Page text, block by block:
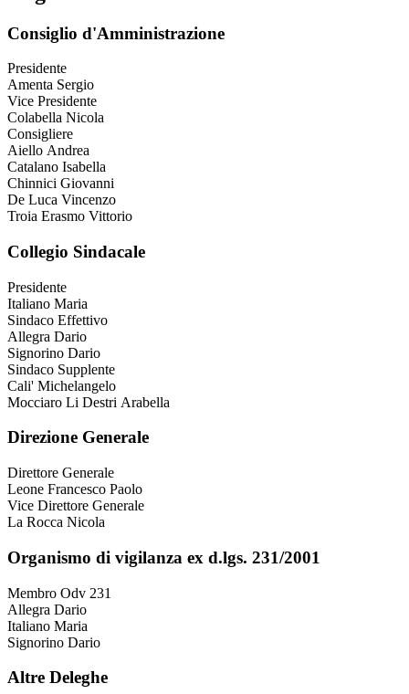
Consiglio d'Amministrazione
Presidente
Amenta Sergio
Vice Presidente
Colabella Nicola
Consigliere
Aiello Andrea
Catalano Isabella
Chinnici Giovanni
De Luca Vincenzo
Troia Erasmo Vittorio
Collegio Sindacale
Presidente
Italiano Maria
Sindaco Effettivo
Allegra Dario
Signorino Dario
Sindaco Supplente
Cali' Michelangelo
Mocciaro Li Destri Arabella
Direzione Generale
Direttore Generale
Leone Francesco Paolo
Vice Direttore Generale
La Rocca Nicola
Organismo di vigilanza ex d.lgs. 231/2001
Membro Odv 231
Allegra Dario
Italiano Maria
Signorino Dario
Altre Deleghe